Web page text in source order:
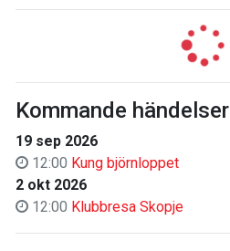
Kommande händelser
19 sep 2026
12:00 Kung björnloppet
2 okt 2026
12:00 Klubbresa Skopje